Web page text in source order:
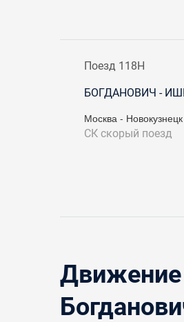
Поезд 118Н
БОГДАНОВИЧ -
Москва - Новокузнецк
СКскорый поезд
Движение